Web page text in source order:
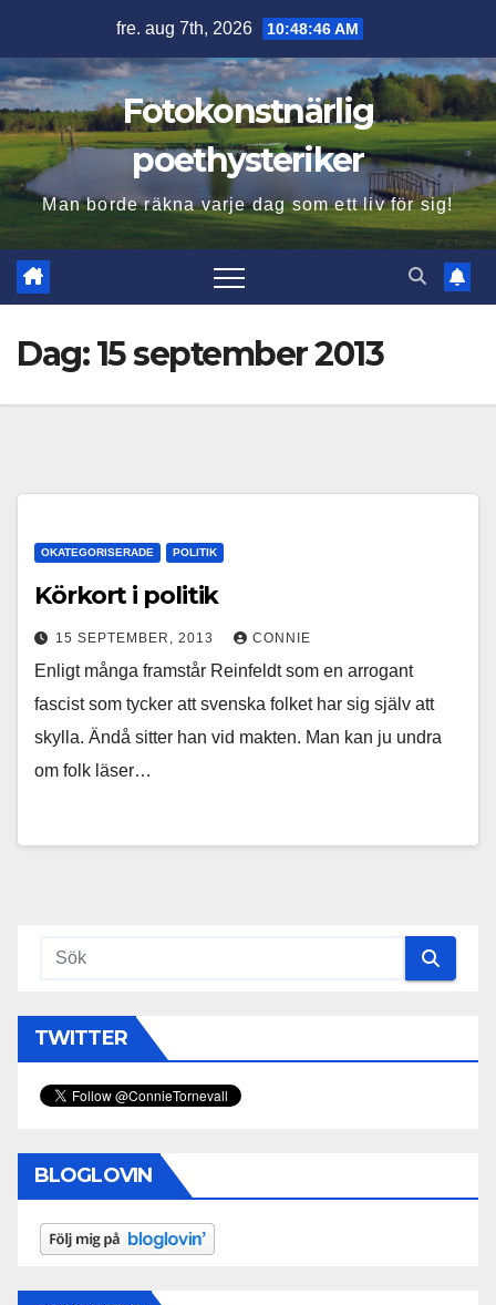
innehåll
fre. aug 7th, 2026 10:48:47 AM
Fotokonstnärlig
poethysteriker
Man borde räkna varje dag som ett liv för sig!
Dag:15 september 2013
OKATEGORISERADE POLITIK
Körkort i politik
15 SEPTEMBER, 2013 CONNIE
Enligt många framstår Reinfeldt som en arrogant
fascist som tycker att svenska folket har sig själv att
skylla. Ändå sitter han vid makten. Man kan ju undra
om folk läser…
TWITTER
BLOGLOVIN